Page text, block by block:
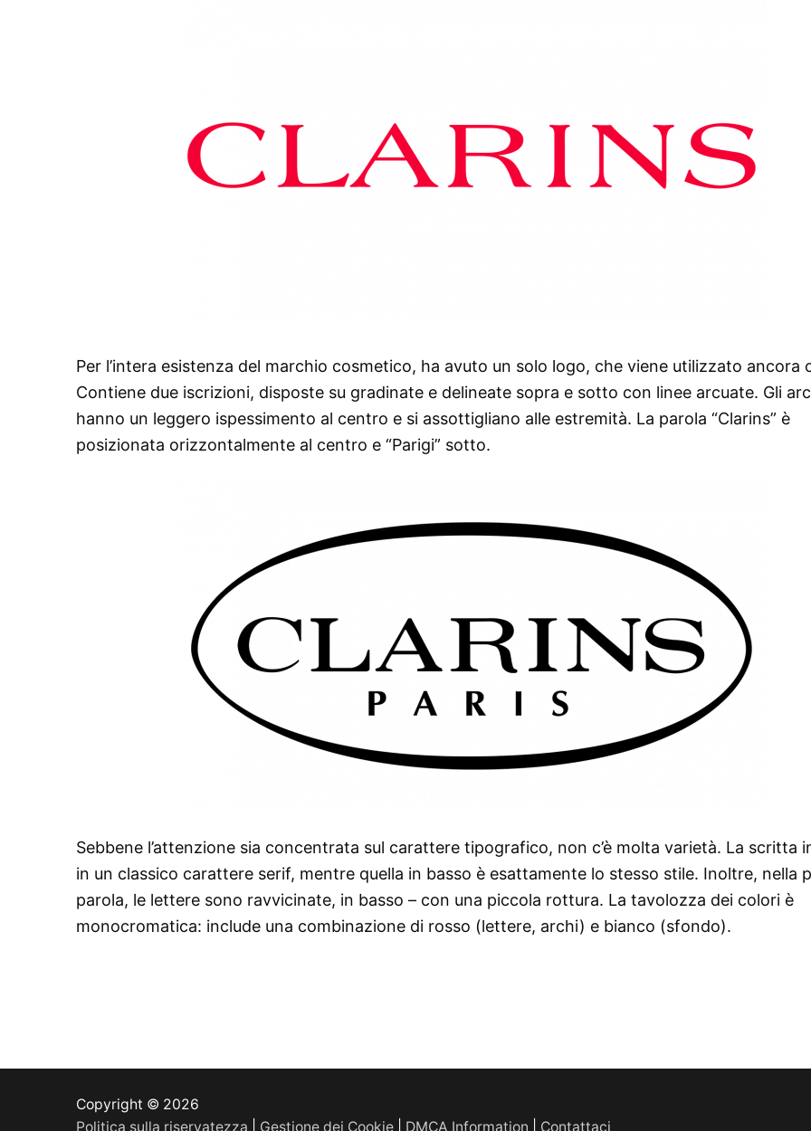
Per l’intera esistenza del marchio cosmetico, ha avuto un solo logo, che viene utilizzato ancora
Contiene due iscrizioni, disposte su gradinate e delineate sopra e sotto con linee arcuate. Gli
hanno un leggero ispessimento al centro e si assottigliano alle estremità. La parola “Clarins” è
posizionata orizzontalmente al centro e “Parigi” sotto.
Sebbene l’attenzione sia concentrata sul carattere tipografico, non c’è molta varietà. La scritta
in un classico carattere serif, mentre quella in basso è esattamente lo stesso stile. Inoltre, nella
parola, le lettere sono ravvicinate, in basso – con una piccola rottura. La tavolozza dei colori è
monocromatica: include una combinazione di rosso (lettere, archi) e bianco (sfondo).
Copyright © 2026
Politica sulla riservatezza
Gestione dei Cookie DMCA Information Contattaci